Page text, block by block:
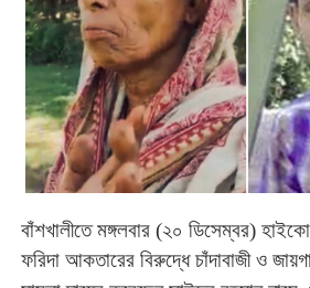
বাঁশখালীতে মঙ্গলবার(২০ ডিসেম্বর)
ফরিদা আকতারের বিরুদ্ধে চাঁদাবাজী ও